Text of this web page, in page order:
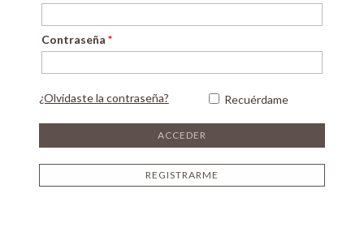
Contraseña *
¿Olvidaste la contraseña? Recuérdame
REGISTRARME